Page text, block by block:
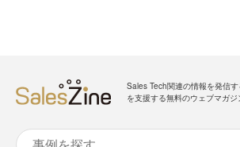
Sales Tech関連の情報を発信
を支援する無料のウェブマガジ